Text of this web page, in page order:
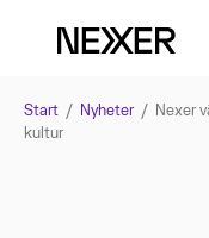
Start / Nyheter / Nexer
kultur